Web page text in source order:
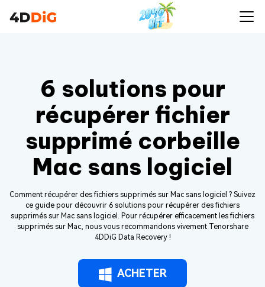
6 solutions pour
récupérer fichier
supprimé corbeille
Mac sans logiciel
Comment récupérer des fichiers supprimés sur Mac sans logiciel ? Suivez
ce guide pour découvrir 6 solutions pour récupérer des fichiers
supprimés sur Mac sans logiciel. Pour récupérer efficacement les fichiers
supprimés sur Mac, nous vous recommandons vivement Tenorshare
4DDiG Data Recovery !
ACHETER